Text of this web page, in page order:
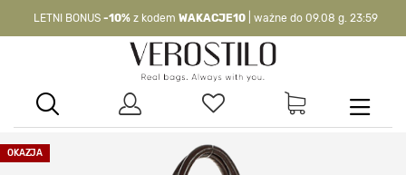
LETNI BONUS -10% z kodem WAKACJE10 | ważne do 09.08 g. 23:59
WAKACJE10| nie dotyczy produktów z flagą OKAZJA >
OKAZJA